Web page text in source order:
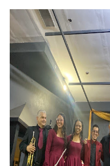
Arranca en Rivas
Alcalde Nelson Álvarez
CorpoMérida continúa
Fundacite culmina
Nevado Gas optimiza
Balance semestral
Plan Vacacional